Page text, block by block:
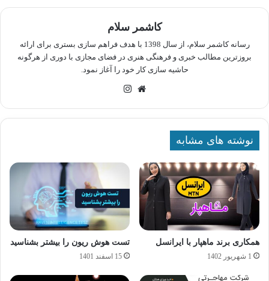
کاشمر سلام
رسانه کاشمر سلام، از سال 1398 با هدف فراهم سازی بستری برای ارائه
بروزترین مطالب خبری و فرهنگی هنری در فضای مجازی با دوری از هرگونه
حاشیه سازی کار خود را آغاز نمود.
وبسایت
نوشته های مشابه
همکاری برند ماهپار با ایرانسل
1 شهریور 1402
تست هوش ریون را بیشتر بشناسید
15 اسفند 1401